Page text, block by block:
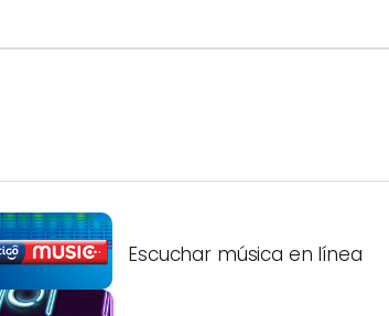
Escuchar música en línea